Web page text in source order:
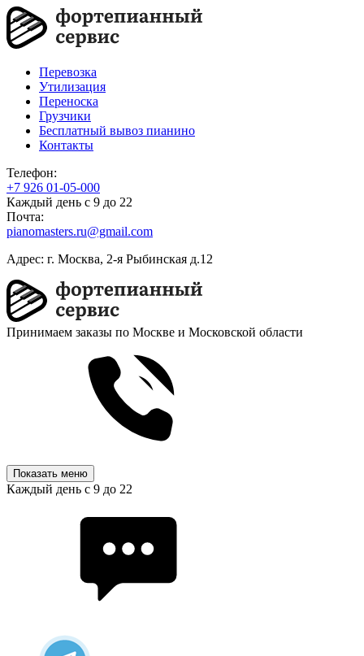
Перевозка
Утилизация
Переноска
Грузчики
Бесплатный вывоз пианино
Контакты
Телефон:
+7 926 01-05-000
Каждый день с 9 до 22
Почта:
pianomasters.ru@gmail.com
Адрес: г. Москва, 2-я Рыбинская д.12
Принимаем заказы по Москве и Московской области
Показать меню
Каждый день с 9 до 22